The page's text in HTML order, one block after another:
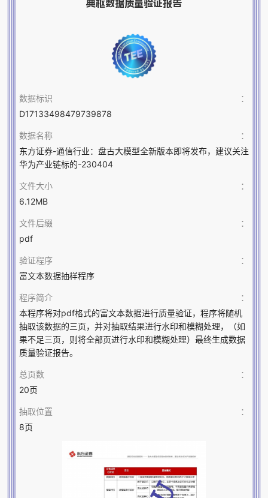
典枢数据质量验证报告
数据标识
：
D17133498479739878
数据名称
：
东方证券-通信行业：盘古大模型全新版本即将发布，建议关注
华为产业链标的-230404
文件大小
：
6.12MB
文件后缀
：
pdf
验证程序
：
富文本数据抽样程序
程序简介
：
本程序将对pdf格式的富文本数据进行质量验证，程序将随机
抽取该数据的三页，并对抽取结果进行水印和模糊处理，（如
果不足三页，则将全部页进行水印和模糊处理）最终生成数据
质量验证报告。
总页数
：
20页
抽取位置
：
8页